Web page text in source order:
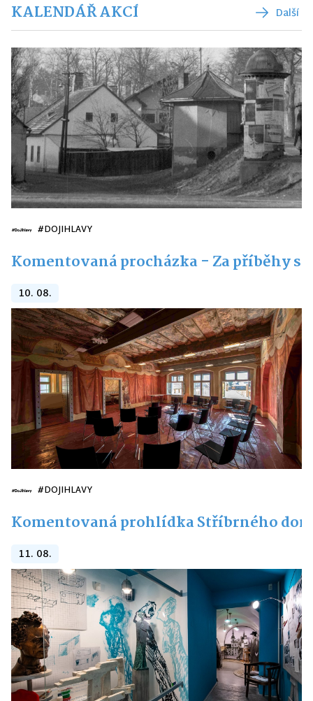
KALENDÁŘ AKCÍ Další
#DOJIHLAVY
Komentovaná procházka - Za příběhy
10. 08.
#DOJIHLAVY
Komentovaná prohlídka Stříbrného
11. 08.